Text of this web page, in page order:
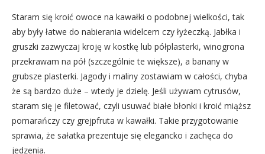
Staram się kroić owoce na kawałki o podobnej wielkości, tak
aby były łatwe do nabierania widelcem czy łyżeczką. Jabłka i
gruszki zazwyczaj kroję w kostkę lub półplasterki, winogrona
przekrawam na pół (szczególnie te większe), a banany w
grubsze plasterki. Jagody i maliny zostawiam w całości, chyba
że są bardzo duże – wtedy je dzielę. Jeśli używam cytrusów,
staram się je filetować, czyli usuwać białe błonki i kroić miąższ
pomarańczy czy grejpfruta w kawałki. Takie przygotowanie
sprawia, że sałatka prezentuje się elegancko i zachęca do
jedzenia.